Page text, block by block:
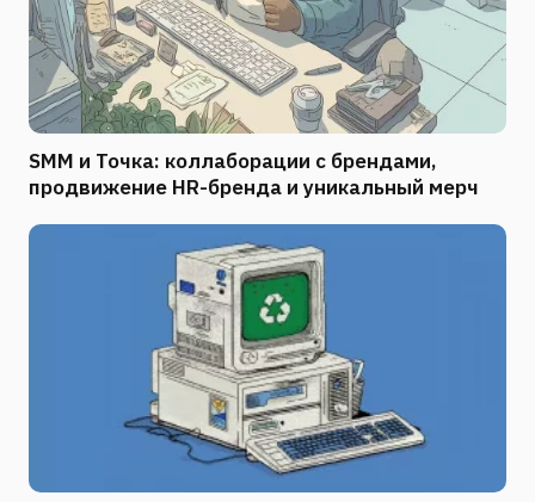
SMM и Точка: коллаборации с брендами,
продвижение HR-бренда и уникальный мерч